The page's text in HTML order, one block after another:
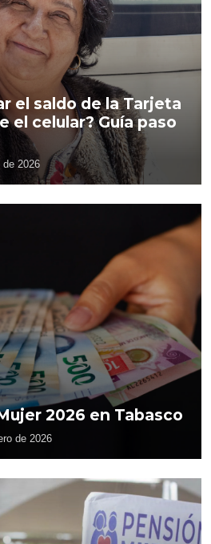
el saldo de la Tarjeta
el celular? Guía paso
de 2026
2026 en Tabasco
de 2026